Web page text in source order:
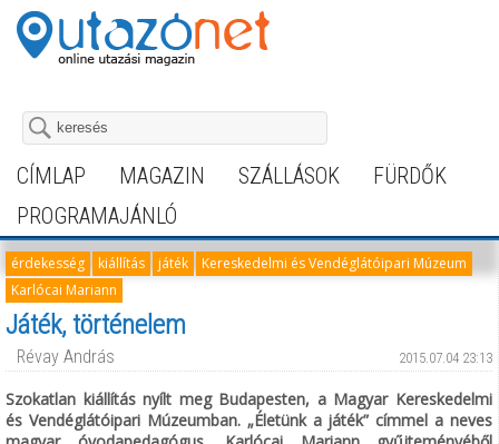
CÍMLAP MAGAZIN SZÁLLÁSOK
FÜRDŐK
PROGRAMAJÁNLÓ
érdekesség kiállítás játék
Kereskedelmi és Vendéglátóipari Múzeum
Karlócai Mariann
Játék, történelem
Révay András 2015.07.04 23:13
Szokatlan kiállítás nyílt meg Budapesten, a Magyar Kereskedelmi
és Vendéglátóipari Múzeumban. „Életünk a játék” címmel a neves